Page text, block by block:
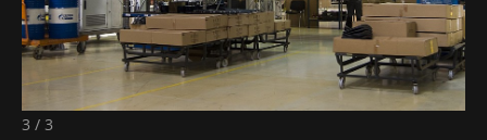
3 / 3